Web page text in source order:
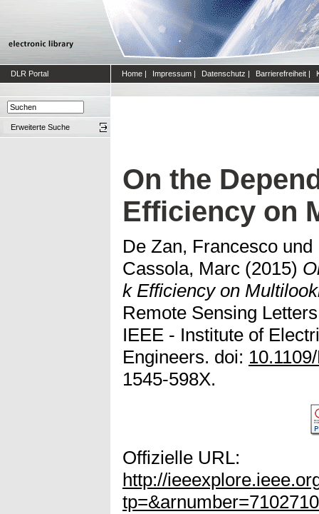
DLR Portal Home | Impressum | Datenschutz | Barrierefreiheit |
Erweiterte Suche
On the
Efficiency on
De Zan, Francesco und
Cassola, Marc (2015)
k Efficiency on
Remote Sensing
IEEE - Institute of
Engineers. doi:
1545-598X.
Offizielle URL:
http://
tp=&arnumber=7102710